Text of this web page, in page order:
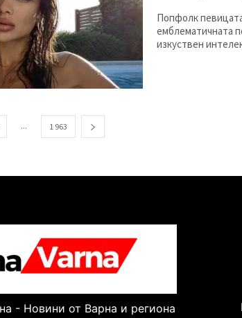
Попфолк
емблематичната
изкуствен
... 1 963
- Новини от Варна и региона